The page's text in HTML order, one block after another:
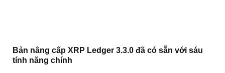
Bản nâng cấp XRP Ledger 3.3.0 đã có sẵn với sáu
tính năng chính